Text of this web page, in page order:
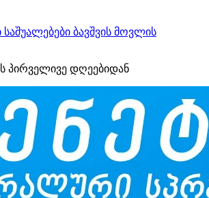
ბავშვის მოვლის
პირველივე დღეებიდან